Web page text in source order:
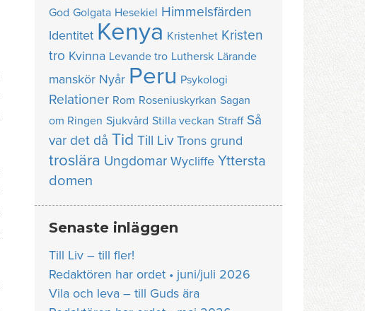
God Golgata Hesekiel Himmelsfärden
Identitet Kenya Kristenhet Kristen
tro Kvinna Levande tro Luthersk Lärande
manskör Nyår Peru Psykologi
Relationer Rom Roseniuskyrkan Sagan
om Ringen Sjukvård Stilla veckan Straff Så
var det då Tid Till Liv Trons grund
troslära Ungdomar Wycliffe Yttersta
domen
Senaste inläggen
Till Liv – till fler!
Redaktören har ordet • juni/juli 2026
Vila och leva – till Guds ära